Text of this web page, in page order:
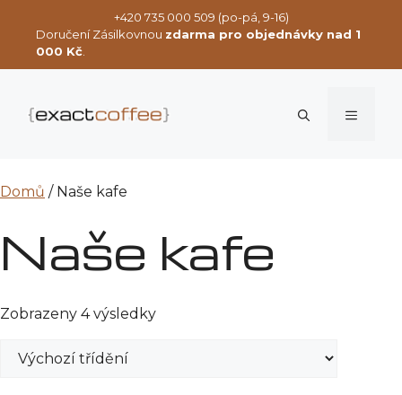
obsah
+420 735 000 509 (po-pá, 9-16)
Doručení Zásilkovnou zdarma pro objednávky nad 1
000 Kč
Menu
Domů / Naše kafe
Naše kafe
Zobrazeny 4 výsledky